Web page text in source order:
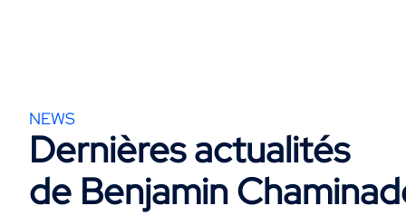
NEWS
Dernières actualités
de Benjamin